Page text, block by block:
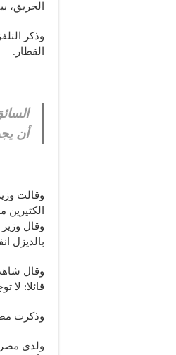
الحريق،
وذكر
القطار.
أن
وقالت
وقال
بالديزل
وقال
قائلا: لا
وذكرت
ولدى مصر